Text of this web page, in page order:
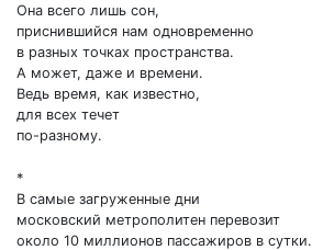
Она всего лишь сон,
приснившийся нам одновременно
в разных точках пространства.
А может, даже и времени.
Ведь время, как известно,
для всех течет
по-разному.
*
В самые загруженные дни
московский метрополитен перевозит
около 10 миллионов пассажиров в сутки.